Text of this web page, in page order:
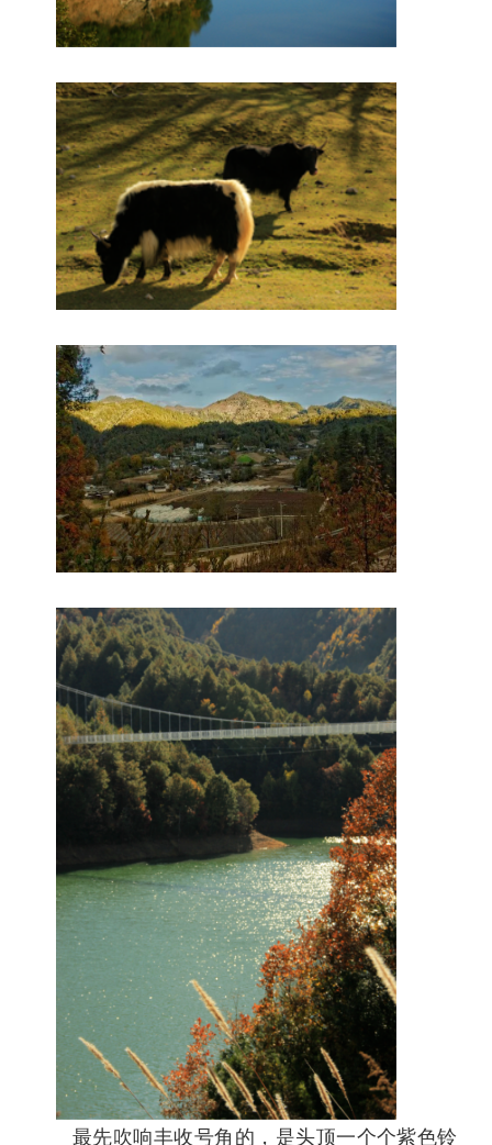
最先吹响丰收号角的，是头顶一个个紫色铃